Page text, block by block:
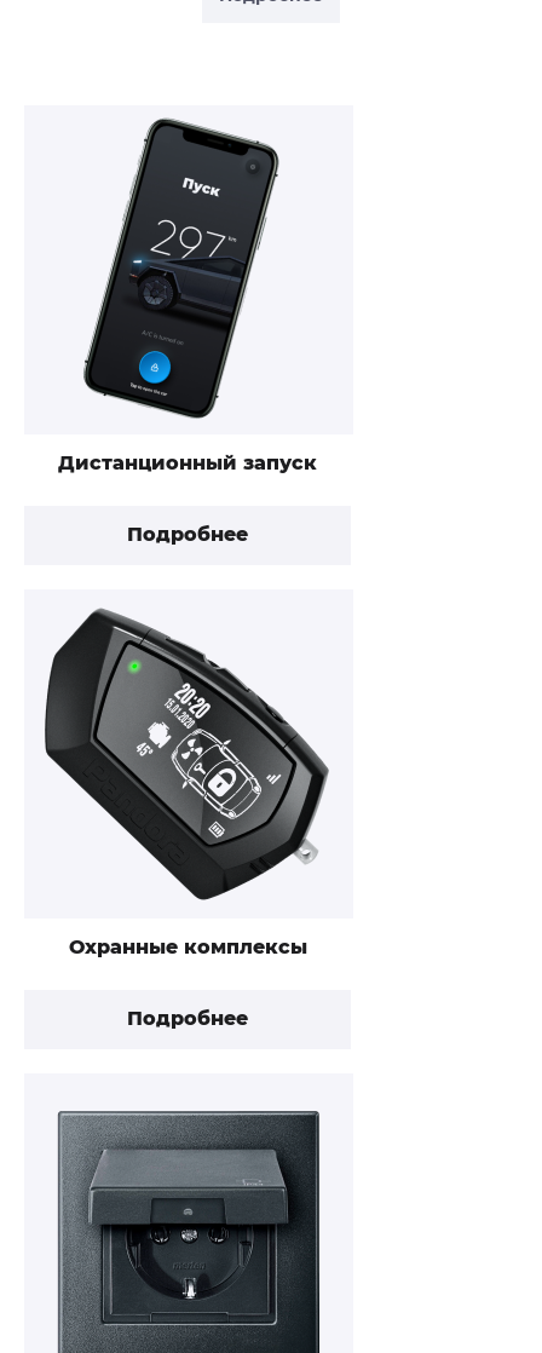
Дистанционный запуск
Подробнее
Охранные комплексы
Подробнее